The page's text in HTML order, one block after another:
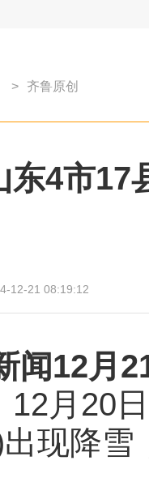
> 齐鲁原创
东4市17
12-21 08:19:12
闻12月
12月20
现降